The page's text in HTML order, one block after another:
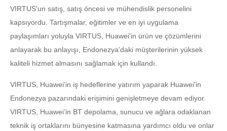
VIRTUS'un satış, satış öncesi ve mühendislik personelini
kapsıyordu. Tartışmalar, eğitimler ve en iyi uygulama
paylaşımları yoluyla VIRTUS, Huawei'in ürün ve çözümlerini
anlayarak bu anlayışı, Endonezya’daki müşterilerinin yüksek
kaliteli hizmet almasını sağlamak için kullandı.
VIRTUS, Huawei'in iş hedeflerine yatırım yaparak Huawei'in
Endonezya pazarındaki erişimini genişletmeye devam ediyor.
VIRTUS, Huawei’in BT depolama, sunucu ve ağlara odaklanan
teknik iş ortaklarını bünyesine katmasına yardımcı oldu ve onlar